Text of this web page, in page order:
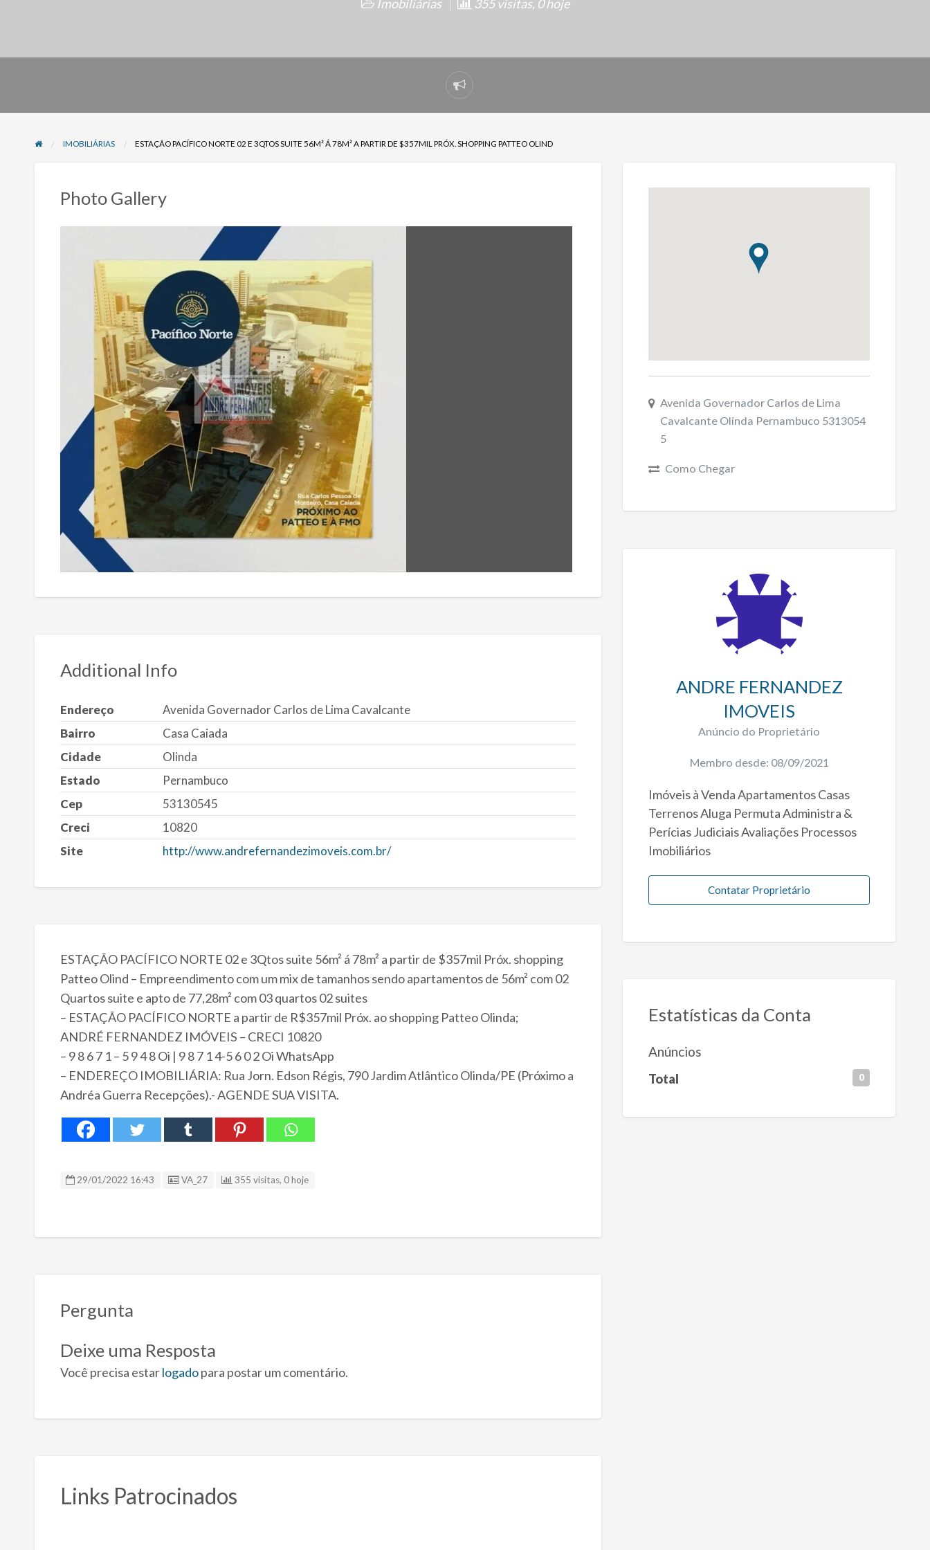
Imobiliárias 355 visitas, 0 hoje
Denunciar
problema
IMOBILIÁRIAS ESTAÇÃO PACÍFICO NORTE 02 E 3QTOS SUITE 56M² Á 78M² A PARTIR DE $357MIL PRÓX. SHOPPING PATTEO OLIND
Photo Gallery
Additional Info
Endereço
Avenida Governador Carlos de Lima Cavalcante
Bairro
Casa Caiada
Cidade
Olinda
Estado
Pernambuco
Cep
53130545
Creci
10820
Site
http://www.andrefernandezimoveis.com.br/
ESTAÇÃO PACÍFICO NORTE 02 e 3Qtos suite 56m² á 78m² a partir de $357mil Próx. shopping
Patteo Olind – Empreendimento com um mix de tamanhos sendo apartamentos de 56m² com 02
Quartos suite e apto de 77,28m² com 03 quartos 02 suites
– ESTAÇÃO PACÍFICO NORTE a partir de R$357mil Próx. ao shopping Patteo Olinda;
ANDRÉ FERNANDEZ IMÓVEIS – CRECI 10820
– 9 8 6 7 1 – 5 9 4 8 Oi | 9 8 7 1 4-5 6 0 2 Oi WhatsApp
– ENDEREÇO IMOBILIÁRIA: Rua Jorn. Edson Régis, 790 Jardim Atlântico Olinda/PE (Próximo a
Andréa Guerra Recepções).- AGENDE SUA VISITA.
29/01/2022 16:43 ID Anúncio
VA_27 355 visitas, 0 hoje
Pergunta
Deixe uma Resposta
Você precisa estarlogadopara postar um comentário.
Links Patrocinados
Avenida Governador Carlos de Lima
Cavalcante Olinda Pernambuco 5313054
5
Como Chegar
ANDRE FERNANDEZ
IMOVEIS
Anúncio do Proprietário
Membro desde: 08/09/2021
Imóveis à Venda Apartamentos Casas
Terrenos Aluga Permuta Administra &
Perícias Judiciais Avaliações Processos
Imobiliários
Contatar Proprietário
Estatísticas da Conta
Anúncios
Total 0